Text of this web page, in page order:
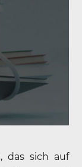
das sich auf